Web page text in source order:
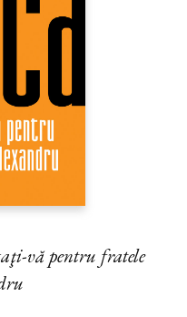
vă pentru fratele